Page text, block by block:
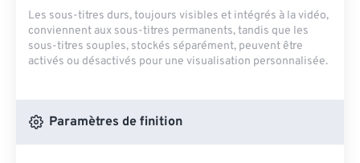
Les sous-titres durs, toujours visibles et intégrés à la vidéo,
conviennent aux sous-titres permanents, tandis que les
sous-titres souples, stockés séparément, peuvent être
activés ou désactivés pour une visualisation personnalisée.
Paramètres de finition